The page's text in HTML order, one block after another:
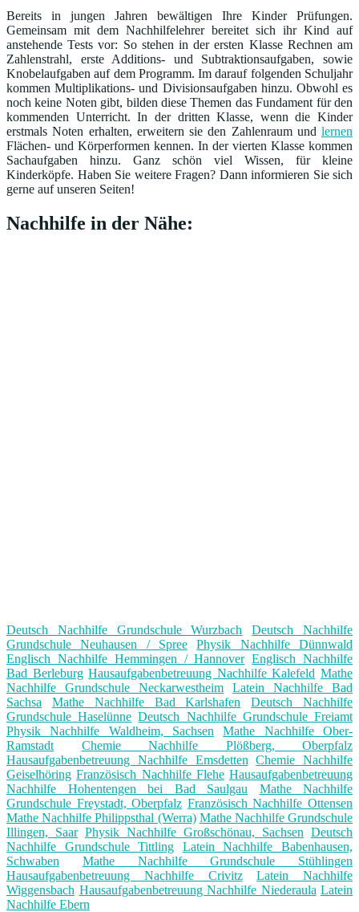
Bereits in jungen Jahren bewältigen Ihre Kinder Prüfungen.
Gemeinsam mit dem Nachhilfelehrer bereitet sich ihr Kind auf
anstehende Tests vor: So stehen in der ersten Klasse Rechnen am
Zahlenstrahl, erste Additions- und Subtraktionsaufgaben, sowie
Knobelaufgaben auf dem Programm. Im darauf folgenden Schuljahr
kommen Multiplikations- und Divisionsaufgaben hinzu. Obwohl es
noch keine Noten gibt, bilden diese Themen das Fundament für den
kommenden Unterricht. In der dritten Klasse, wenn die Kinder
erstmals Noten erhalten, erweitern sie den Zahlenraum und lernen
Flächen- und Körperformen kennen. In der vierten Klasse kommen
Sachaufgaben hinzu. Ganz schön viel Wissen, für kleine
Kinderköpfe. Haben Sie weitere Fragen? Dann informieren Sie sich
gerne auf unseren Seiten!
Nachhilfe in der Nähe:
Deutsch Nachhilfe Grundschule Wurzbach
Deutsch Nachhilfe
Grundschule Neuhausen / Spree
Physik Nachhilfe Dünnwald
Englisch Nachhilfe Hemmingen / Hannover Englisch Nachhilfe
Bad Berleburg Hausaufgabenbetreuung Nachhilfe Kalefeld Mathe
Nachhilfe Grundschule Neckarwestheim
Latein Nachhilfe Bad
Sachsa
Mathe Nachhilfe Bad Karlshafen
Deutsch Nachhilfe
Grundschule Haselünne Deutsch Nachhilfe Grundschule Freiamt
Physik Nachhilfe Waldheim, Sachsen
Mathe Nachhilfe Ober-
Ramstadt
Chemie Nachhilfe Plößberg, Oberpfalz
Hausaufgabenbetreuung Nachhilfe Emsdetten
Chemie Nachhilfe
Geiselhöring Französisch Nachhilfe Flehe Hausaufgabenbetreuung
Nachhilfe Hohentengen bei Bad Saulgau
Mathe Nachhilfe
Grundschule Freystadt, Oberpfalz Französisch Nachhilfe Ottensen
Mathe Nachhilfe Philippsthal (Werra) Mathe Nachhilfe Grundschule
Illingen, Saar Physik Nachhilfe Großschönau, Sachsen Deutsch
Nachhilfe Grundschule Tittling
Latein Nachhilfe Babenhausen,
Schwaben
Mathe Nachhilfe Grundschule Stühlingen
Hausaufgabenbetreuung Nachhilfe Crivitz
Latein Nachhilfe
Wiggensbach Hausaufgabenbetreuung Nachhilfe Niederaula Latein
Nachhilfe Ebern